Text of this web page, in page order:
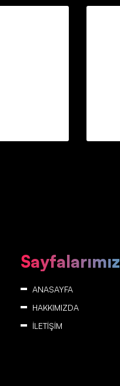
Sayfalarımız
ANASAYFA
HAKKIMIZDA
İLETİŞİM